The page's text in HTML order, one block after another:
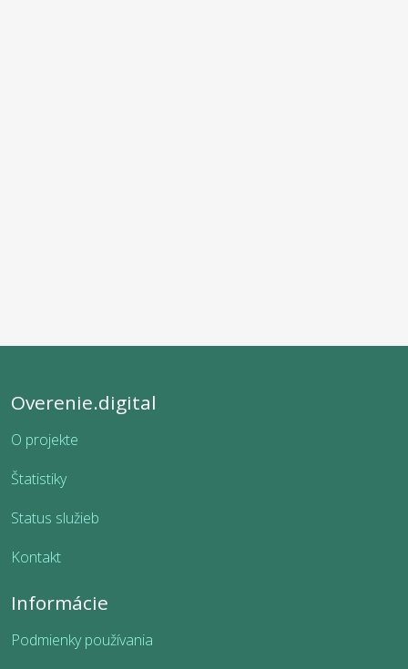
Overenie.digital
O projekte
Štatistiky
Status služieb
Kontakt
Informácie
Podmienky používania